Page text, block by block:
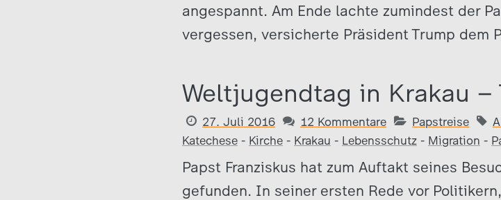
angespannt. Am Ende lachte zumindest der
vergessen, versicherte Präsident Trump
Weltjugendtag in Krakau –
27. Juli 2016 12 Kommentare Papstreise
Katechese - Kirche - Krakau - Lebensschutz - Migration -
Papst Franziskus hat zum Auftakt seines
gefunden. In seiner ersten Rede vor